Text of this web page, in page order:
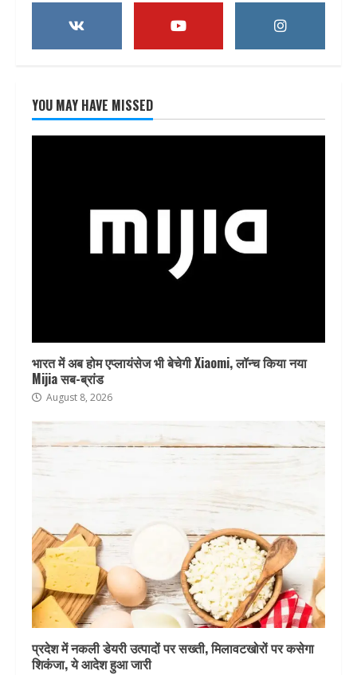
YOU MAY HAVE MISSED
भारत में अब होम एप्लायंसेज भी बेचेगी Xiaomi, लॉन्च किया नया
Mijia सब-ब्रांड
August 8, 2026
प्रदेश में नकली डेयरी उत्पादों पर सख्ती, मिलावटखोरों पर कसेगा
शिकंजा, ये आदेश हुआ जारी